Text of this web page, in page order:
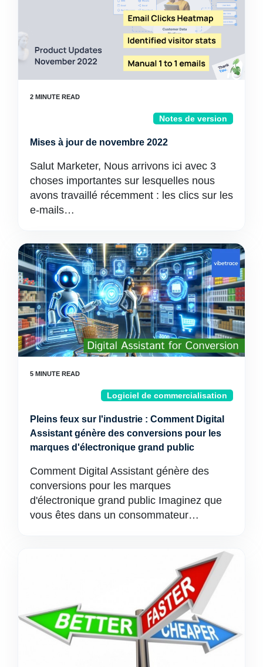
Notes de version
Mises à jour de novembre 2022
Salut Marketer, Nous arrivons ici avec 3
choses importantes sur lesquelles nous
avons travaillé récemment : les clics sur les
e-mails…
Logiciel de commercialisation
Pleins feux sur l'industrie : Comment Digital
Assistant génère des conversions pour les
marques d'électronique grand public
Comment Digital Assistant génère des
conversions pour les marques
d'électronique grand public Imaginez que
vous êtes dans un consommateur…